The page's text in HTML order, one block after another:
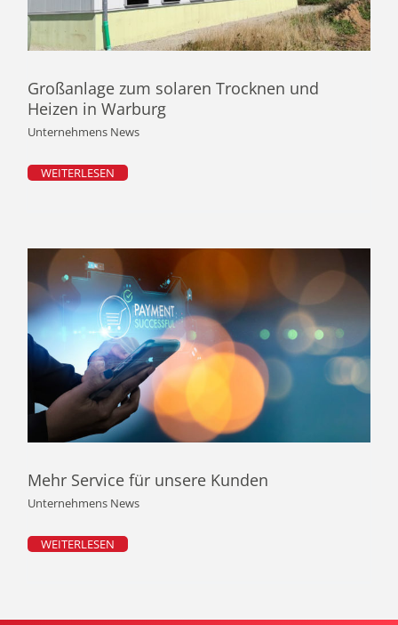
Großanlage zum solaren Trocknen und
Heizen in Warburg
Unternehmens News
WEITERLESEN
Mehr Service für unsere Kunden
Unternehmens News
WEITERLESEN